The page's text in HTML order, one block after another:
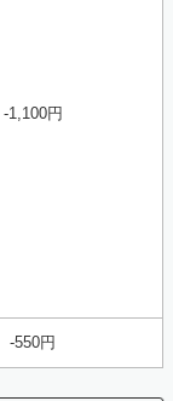
-1,100円
-550円